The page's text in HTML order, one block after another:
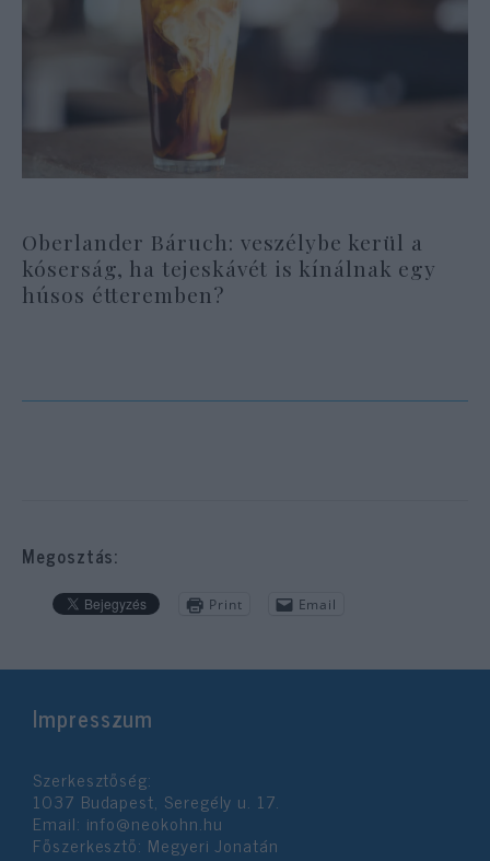
Oberlander Báruch: veszélybe kerül a
kóserság, ha tejeskávét is kínálnak egy
húsos étteremben?
Megosztás:
Print Email
Impresszum
Szerkesztőség:
1037 Budapest, Seregély u. 17.
Email: info@neokohn.hu
Főszerkesztő: Megyeri Jonatán